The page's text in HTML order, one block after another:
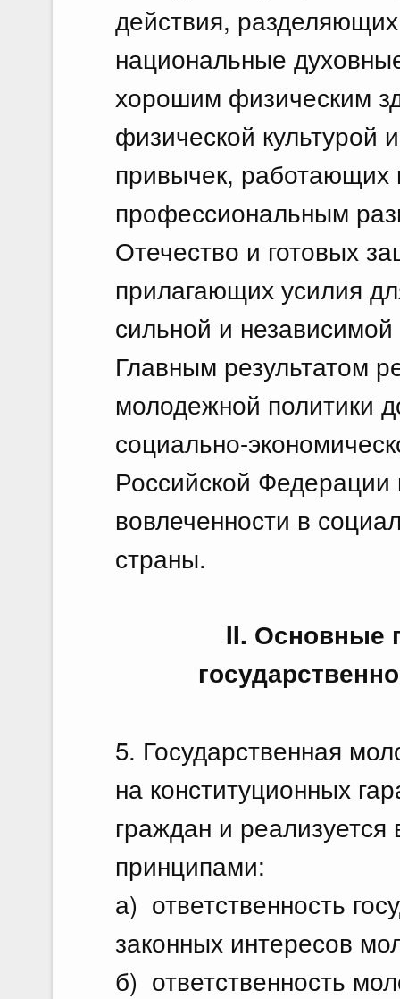
действия,
национальные
хорошим физическим
физической
привычек,
профессиональным
Отечество и готовых
прилагающих усилия
сильной и
Главным результатом
молодежной политики
социально-
Российской
вовлеченности в
страны.
II. Основные
5. Государственная
на конституционных
граждан и
принципами:
а) ответственность
законных интересов
б) ответственность